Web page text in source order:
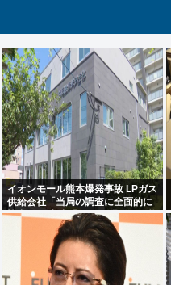
イオンモール熊本爆発事故 LPガス
供給会社「当局の調査に全面的に
協力」 経産省「LPガス爆発の可能
性が高いとする見解で一致」と発